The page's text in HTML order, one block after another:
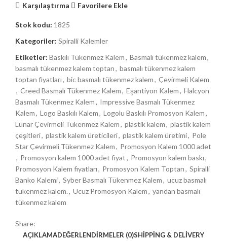
Karşılaştırma Favorilere Ekle
Stok kodu: 1825
Kategoriler: Spiralli Kalemler
Etiketler: Baskılı Tükenmez Kalem, Basmalı tükenmez kalem,
basmalı tükenmez kalem toptan, basmalı tükenmez kalem
toptan fiyatları, bic basmalı tükenmez kalem, Çevirmeli Kalem
, Creed Basmalı Tükenmez Kalem, Eşantiyon Kalem, Halcyon
Basmalı Tükenmez Kalem, Impressive Basmalı Tükenmez
Kalem, Logo Baskılı Kalem, Logolu Baskılı Promosyon Kalem,
Lunar Çevirmeli Tükenmez Kalem, plastik kalem, plastik kalem
çeşitleri, plastik kalem üreticileri, plastik kalem üretimi, Pole
Star Çevirmeli Tükenmez Kalem, Promosyon Kalem 1000 adet
, Promosyon kalem 1000 adet fiyat, Promosyon kalem baskı,
Promosyon Kalem fiyatları, Promosyon Kalem Toptan, Spiralli
Banko Kalemi, Syber Basmalı Tükenmez Kalem, ucuz basmalı
tükenmez kalem., Ucuz Promosyon Kalem, yandan basmalı
tükenmez kalem
Share:
AÇIKLAMADEĞERLENDIRMELER (0)SHIPPING & DELIVERY